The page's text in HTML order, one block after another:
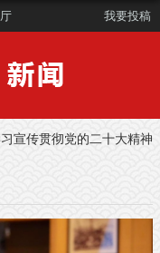
我要投稿
宣传贯彻党的二十大精神